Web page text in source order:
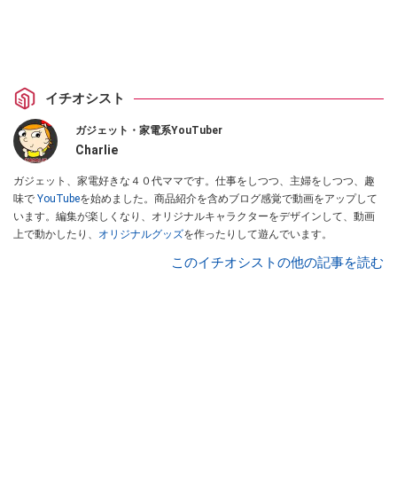
イチオシスト
ガジェット・家電系YouTuber
Charlie
ガジェット、家電好きな４０代ママです。仕事をしつつ、主婦をしつつ、趣
味で YouTubeを始めました。商品紹介を含めブログ感覚で動画をアップして
います。編集が楽しくなり、オリジナルキャラクターをデザインして、動画
上で動かしたり、 オリジナルグッズを作ったりして遊んでいます。
このイチオシストの他の記事を読む